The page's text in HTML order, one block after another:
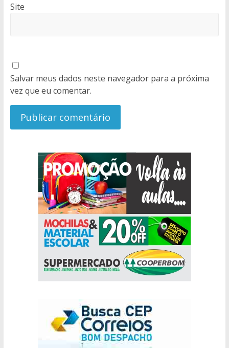
Site
Salvar meus dados neste navegador para a próxima
vez que eu comentar.